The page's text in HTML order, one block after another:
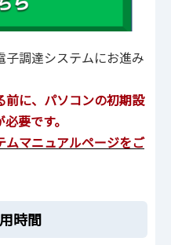
調達システムにお進み
に、パソコンの初期設
要です。
マニュアルページをご
時間